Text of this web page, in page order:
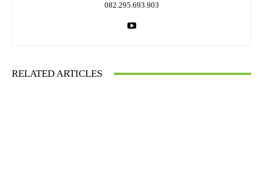
082.295.693.903
RELATED ARTICLES